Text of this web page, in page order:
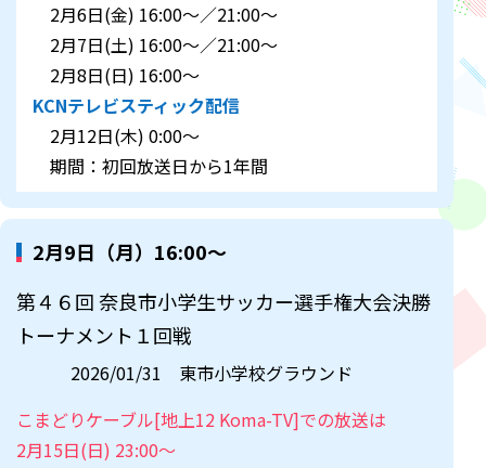
2月6日(金) 16:00～／21:00～
2月7日(土) 16:00～／21:00～
2月8日(日) 16:00～
KCNテレビスティック配信
2月12日(木) 0:00～
期間：初回放送日から1年間
2月9日（月）16:00～
第４６回 奈良市小学生サッカー選手権大会決勝
トーナメント１回戦
2026/01/31 東市小学校グラウンド
こまどりケーブル[地上12 Koma-TV]での放送は
2月15日(日) 23:00～